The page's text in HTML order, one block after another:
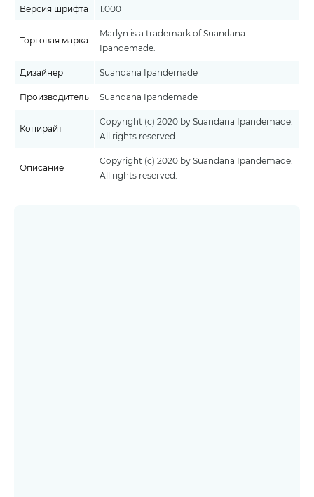
Версия шрифта 1.000
Торговая марка
Marlyn is a trademark of Suandana
Ipandemade.
Дизайнер Suandana Ipandemade
Производитель Suandana Ipandemade
Копирайт
Copyright (c) 2020 by Suandana Ipandemade.
All rights reserved.
Описание
Copyright (c) 2020 by Suandana Ipandemade.
All rights reserved.